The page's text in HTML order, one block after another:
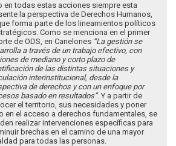
en todas estas acciones siempre esta
la perspectiva de Derechos Humanos,
forma parte de los lineamientos políticos
Como se menciona en el primer
de ODS, en Canelones “La gestión se
a través de un trabajo efectivo, con
de mediano y corto plazo de
de las distintas situaciones y
interinstitucional, desde la
de derechos y con un enfoque por
basado en resultados”. Y a partir de
el territorio, sus necesidades y poner
en el acceso a derechos fundamentales, se
realizar intervenciones específicas para
brechas en el camino de una mayor
para todas las personas.